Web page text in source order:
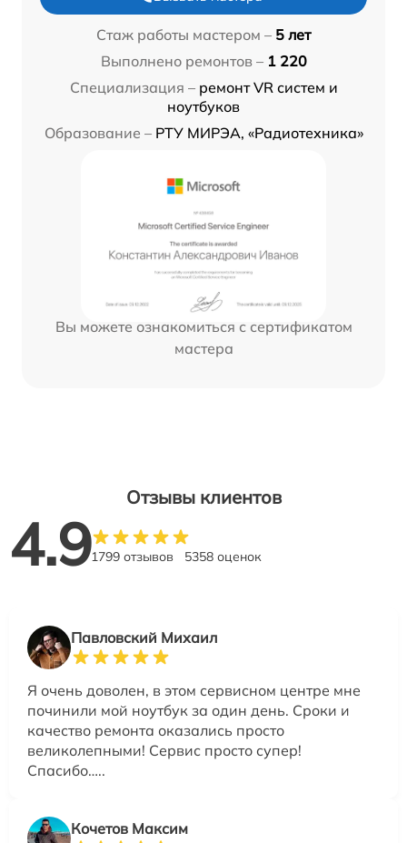
Стаж работы мастером – 5 лет
Выполнено ремонтов – 1 220
Специализация – ремонт VR систем и
ноутбуков
Образование – РТУ МИРЭА, «Радиотехника»
Вы можете ознакомиться с сертификатом
мастера
Отзывы клиентов
4.91799 отзывов 5358 оценок
Павловский Михаил
Я очень доволен, в этом сервисном центре мне
починили мой ноутбук за один день. Сроки и
качество ремонта оказались просто
великолепными! Сервис просто супер!
Спасибо…..
Кочетов Максим